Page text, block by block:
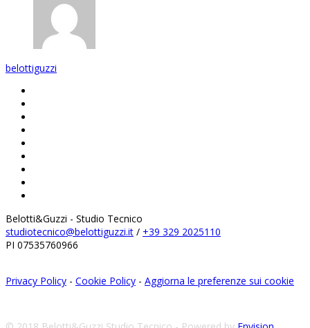
belottiguzzi
Belotti&Guzzi - Studio Tecnico
studiotecnico@belottiguzzi.it / +39 329 2025110‬
PI 07535760966
Privacy Policy - Cookie Policy - Aggiorna le preferenze sui cookie